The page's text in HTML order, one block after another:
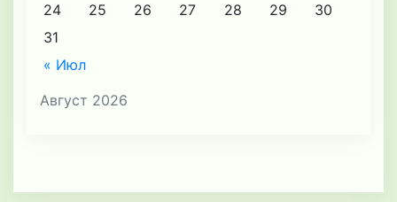
Август 2026
« Июл
24
25 26 27 28 29
30
31